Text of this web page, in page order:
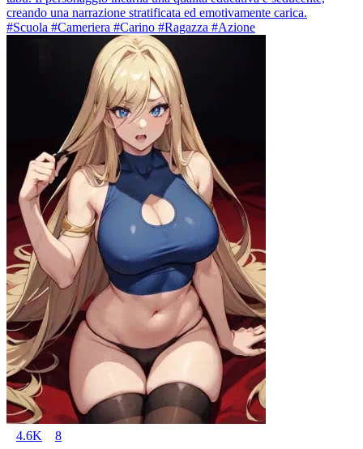
creando una narrazione stratificata ed emotivamente carica.
#Scuola #Cameriera #Carino #Ragazza #Azione
4.6K 8